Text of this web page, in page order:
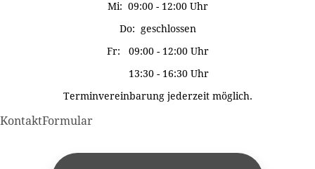
Mi: 09:00 - 12:00 Uhr
Do: geschlossen
Fr: 09:00 - 12:00 Uhr
13:30 - 16:30 Uhr
Terminvereinbarung jederzeit möglich.
KontaktFormular